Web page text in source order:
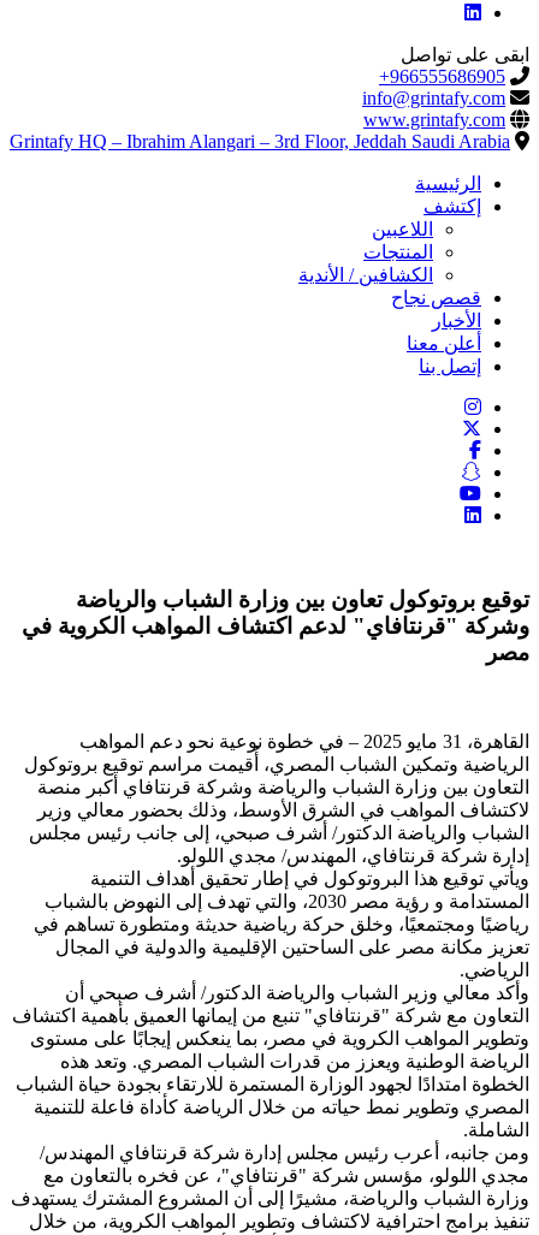
ابقى على تواصل
966555686905+
info@grintafy.com
www.grintafy.com
Grintafy HQ – Ibrahim Alangari – 3rd Floor, Jeddah Saudi Arabia
الرئيسية
إكتشف
اللاعبين
المنتجات
الكشافين / الأندية
قصص نجاح
الأخبار
أعلن معنا
إتصل بنا
توقيع بروتوكول تعاون بين وزارة الشباب والرياضة
وشركة "قرنتافاي" لدعم اكتشاف المواهب الكروية في
مصر
القاهرة، 31 مايو 2025 – في خطوة نوعية نحو دعم المواهب
الرياضية وتمكين الشباب المصري، أُقيمت مراسم توقيع بروتوكول
التعاون بين وزارة الشباب والرياضة وشركة قرنتافاي أكبر منصة
لاكتشاف المواهب في الشرق الأوسط، وذلك بحضور معالي وزير
الشباب والرياضة الدكتور/ أشرف صبحي، إلى جانب رئيس مجلس
إدارة شركة قرنتافاي، المهندس/ مجدي اللولو.
ويأتي توقيع هذا البروتوكول في إطار تحقيق أهداف التنمية
المستدامة و رؤية مصر 2030، والتي تهدف إلى النهوض بالشباب
رياضيًا ومجتمعيًا، وخلق حركة رياضية حديثة ومتطورة تساهم في
تعزيز مكانة مصر على الساحتين الإقليمية والدولية في المجال
الرياضي.
وأكد معالي وزير الشباب والرياضة الدكتور/ أشرف صبحي أن
التعاون مع شركة "قرنتافاي" تنبع من إيمانها العميق بأهمية اكتشاف
وتطوير المواهب الكروية في مصر، بما ينعكس إيجابًا على مستوى
الرياضة الوطنية ويعزز من قدرات الشباب المصري. وتعد هذه
الخطوة امتدادًا لجهود الوزارة المستمرة للارتقاء بجودة حياة الشباب
المصري وتطوير نمط حياته من خلال الرياضة كأداة فاعلة للتنمية
الشاملة.
ومن جانبه، أعرب رئيس مجلس إدارة شركة قرنتافاي المهندس/
مجدي اللولو، مؤسس شركة "قرنتافاي"، عن فخره بالتعاون مع
وزارة الشباب والرياضة، مشيرًا إلى أن المشروع المشترك يستهدف
تنفيذ برامج احترافية لاكتشاف وتطوير المواهب الكروية، من خلال